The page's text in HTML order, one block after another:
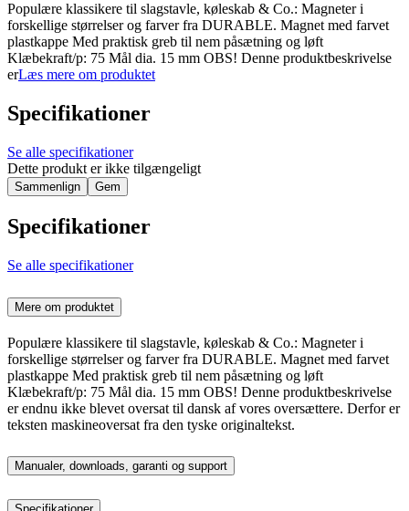
Populære klassikere til slagstavle, køleskab & Co.: Magneter i
forskellige størrelser og farver fra DURABLE. Magnet med farvet
plastkappe Med praktisk greb til nem påsætning og løft
Klæbekraft/p: 75 Mål dia. 15 mm OBS! Denne produktbeskrivelse
erLæs mere om produktet
Specifikationer
Se alle specifikationer
Dette produkt er ikke tilgængeligt
Sammenlign Gem
Specifikationer
Se alle specifikationer
Mere om produktet
Populære klassikere til slagstavle, køleskab & Co.: Magneter i
forskellige størrelser og farver fra DURABLE. Magnet med farvet
plastkappe Med praktisk greb til nem påsætning og løft
Klæbekraft/p: 75 Mål dia. 15 mm OBS! Denne produktbeskrivelse
er endnu ikke blevet oversat til dansk af vores oversættere. Derfor er
teksten maskineoversat fra den tyske originaltekst.
Manualer, downloads, garanti og support